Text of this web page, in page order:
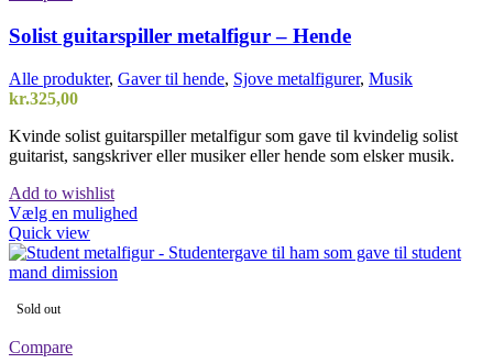
kan
vælges
varesiden
Solist guitarspiller metalfigur – Hende
Alle produkter, Gaver til hende, Sjove metalfigurer, Musik
kr.325,00
Kvinde solist guitarspiller metalfigur som gave til kvindelig solist
guitarist, sangskriver eller musiker eller hende som elsker musik.
Add to wishlist
Vælg en mulighed
Quick view
Sold out
Compare